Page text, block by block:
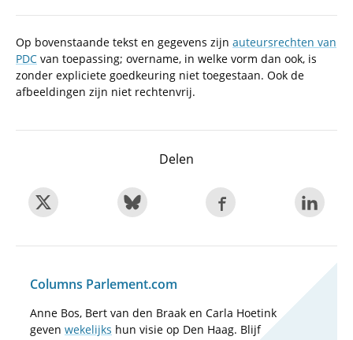
Op bovenstaande tekst en gegevens zijn auteursrechten van
PDC van toepassing; overname, in welke vorm dan ook, is
zonder expliciete goedkeuring niet toegestaan. Ook de
afbeeldingen zijn niet rechtenvrij.
Delen
Columns Parlement.com
Anne Bos, Bert van den Braak en Carla Hoetink
geven wekelijks hun visie op Den Haag. Blijf